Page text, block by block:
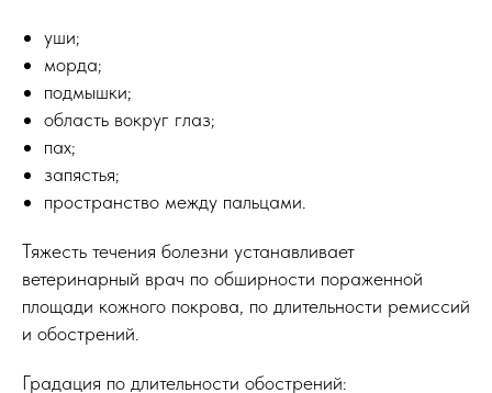
уши;
морда;
подмышки;
область вокруг глаз;
пах;
запястья;
пространство между пальцами.
Тяжесть течения болезни устанавливает
ветеринарный врач по обширности пораженной
площади кожного покрова, по длительности ремиссий
и обострений.
Градация по длительности обострений: